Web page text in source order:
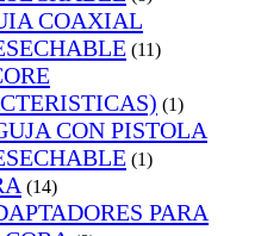
COAXIAL
(11)
(1)
CON PISTOLA
(1)
(14)
PARA